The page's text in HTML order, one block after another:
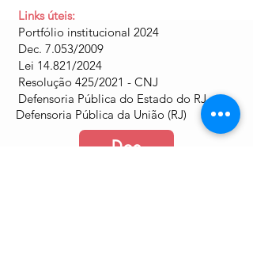
Links úteis:
Portfólio institucional 2024
Dec. 7.053/2009
Lei 14.821/2024
Resolução 425/2021 - CNJ
Defensoria Pública do Estado do RJ
Defensoria Pública da União (RJ)
Doe